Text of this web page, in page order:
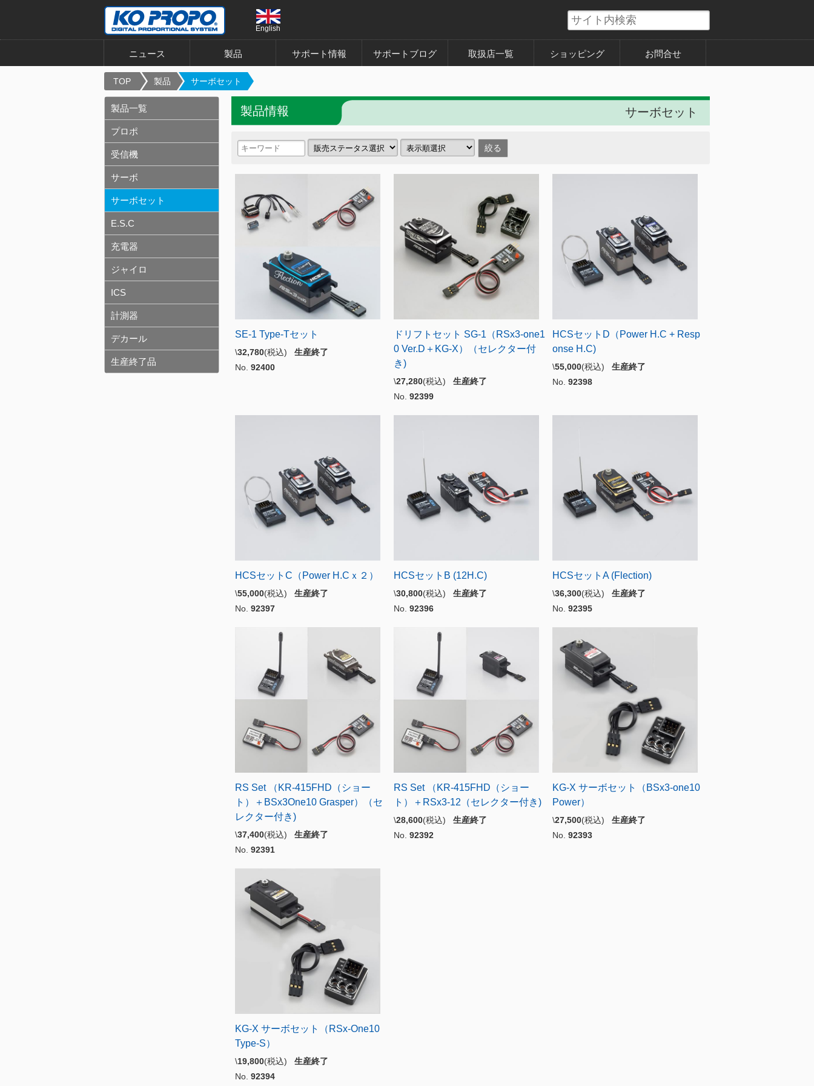
English
ニュース 製品 サポート情報 サポートブログ 取扱店一覧 ショッピング お問合せ
TOP 製品 サーボセット
製品情報 サーボセット
SE-1 Type-Tセット
\32,780(税込) 生産終了
No. 92400
ドリフトセット SG-1（RSx3-one1
0 Ver.D＋KG-X）（セレクター付
き)
\27,280(税込) 生産終了
No. 92399
HCSセットD（Power H.C + Resp
onse H.C)
\55,000(税込) 生産終了
No. 92398
HCSセットC（Power H.Cｘ２）
\55,000(税込) 生産終了
No. 92397
HCSセットB (12H.C)
\30,800(税込) 生産終了
No. 92396
HCSセットA (Flection)
\36,300(税込) 生産終了
No. 92395
RS Set （KR-415FHD（ショー
ト）＋BSx3One10 Grasper）（セ
レクター付き)
\37,400(税込) 生産終了
No. 92391
RS Set （KR-415FHD（ショー
ト）＋RSx3-12（セレクター付き)
\28,600(税込) 生産終了
No. 92392
KG-X サーボセット（BSx3-one10
Power）
\27,500(税込) 生産終了
No. 92393
KG-X サーボセット（RSx-One10
Type-S）
\19,800(税込) 生産終了
No. 92394
製品一覧
プロポ
受信機
サーボ
サーボセット
E.S.C
充電器
ジャイロ
ICS
計測器
デカール
生産終了品